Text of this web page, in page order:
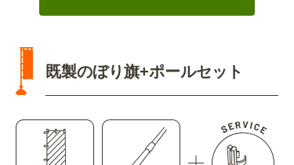
既製のぼり旗+ポールセット